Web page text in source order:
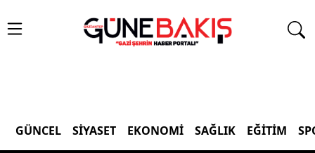
GÜNCEL SIYASET EKONOMI SAĞLIK EĞITIM